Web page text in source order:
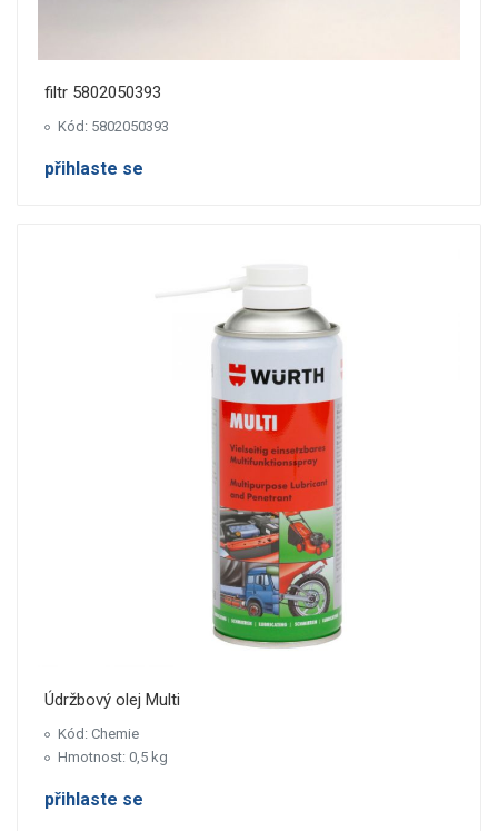
filtr 5802050393
Kód: 5802050393
přihlaste se
Údržbový olej Multi
Kód: Chemie
Hmotnost: 0,5 kg
přihlaste se